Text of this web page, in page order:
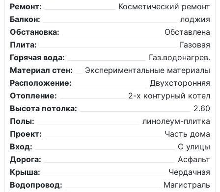
Ремонт:
Косметический ремонт
Балкон:
лоджия
Обстановка:
Обставлена
Плита:
Газовая
Горячая вода:
Газ.водонагрев.
Материал стен:
Экспериментальные материалы
Расположение:
Двухсторонняя
Отопление:
2-х контурный котел
Высота потолка:
2.60
Полы:
линолеум-плитка
Проект:
Часть дома
Вход:
С улицы
Дорога:
Асфальт
Крыша:
Чердачная
Водопровод:
Магистраль